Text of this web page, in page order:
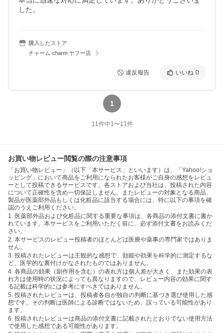
した。
購入したストア
チャーム charm ヤフー店
違反報告 いいね 0
1
11件中1〜11件
お買い物レビュー閲覧の際の注意事項
「お買い物レビュー」（以下「本サービス」といいます）は、「Yahoo!ショ
ッピング」において商品をご利用になられたお客様がご自身の感想をレビュ
ーとして投稿できるサービスです。各ストアおよび当社は、投稿された内容
について正確性を含め一切保証しません。またレビューの対象となる商品、
製品が医薬部外品もしくは化粧品に該当する場合には、特に以下の事項を確
認のうえご利用ください。
1. 医薬部外品および化粧品に関する重要な事項は、各商品の添付文書に書か
れています。本サービスをご利用いただく前に、必ず添付文書をお読みくだ
さい。
2. 本サービスのレビュー投稿者のほとんどは医療や薬事の専門家ではありま
せん。
3. 投稿されたレビューは主観的な感想で、効能や効果を科学的に測定するな
ど、医学的な裏付けがなされたものではありません。
4. 各商品の効果（副作用を含む）の表れ方は個人差が大きく、また効果の表
れ方は使用時の状況によっても異なりますので、レビュー内容の効果に関す
る記載は科学的には参考にすべきではありません。
5. 投稿されたレビューは、投稿者各自が独自の判断に基づき選び使用した感
想です。その判断は医師による診断ではないため、誤っている可能性があり
ます。
6. 投稿されたレビューは商品の添付文書に記載されたとおりでない使用方法
で使用した感想である可能性があります。